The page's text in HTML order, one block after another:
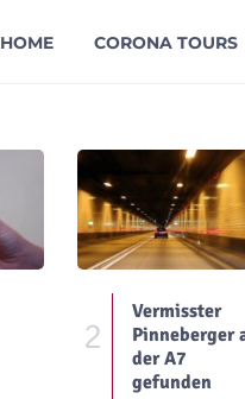
HOME CORONA TOURS
2
Vermisster
Pinneberger
der A7
gefunden